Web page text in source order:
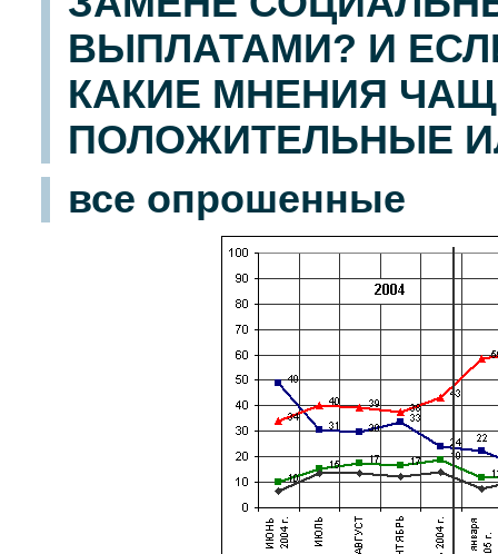
ВЫПЛАТАМИ? И
КАКИЕ МНЕНИЯ
ПОЛОЖИТЕЛЬНЫЕ
все опрошенные